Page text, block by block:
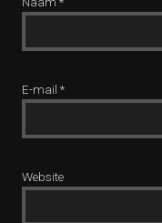
E-mail *
Website